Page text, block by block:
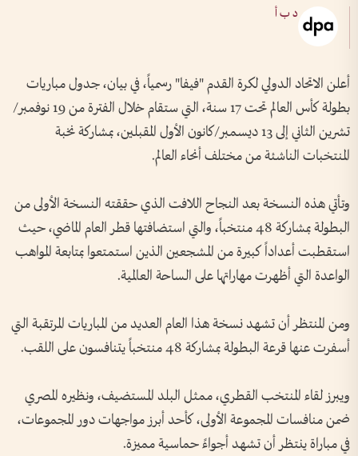
د ب أ
أعلن الاتحاد الدولي لكرة القدم "فيفا" رسمياً، في بيان، جدول مباريات
بطولة كأس العالم تحت 17 سنة، التي ستقام خلال الفترة من 19 نوفمبر/
تشرين الثاني إلى 13 ديسمبر/كانون الأول المقبلين، بمشاركة نخبة
المنتخبات الناشئة من مختلف أنحاء العالم.
وتأتي هذه النسخة بعد النجاح اللافت الذي حققته النسخة الأولى من
البطولة بمشاركة 48 منتخباً، والتي استضافتها قطر العام الماضي، حيث
استقطبت أعداداً كبيرة من المشجعين الذين استمتعوا بمتابعة المواهب
الواعدة التي أظهرت مهاراتها على الساحة العالمية.
ومن المنتظر أن تشهد نسخة هذا العام العديد من المباريات المرتقبة التي
أسفرت عنها قرعة البطولة بمشاركة 48 منتخباً يتنافسون على اللقب.
ويبرز لقاء المنتخب القطري، ممثل البلد المستضيف، ونظيره المصري
ضمن منافسات المجموعة الأولى، كأحد أبرز مواجهات دور المجموعات،
في مباراة ينتظر أن تشهد أجواءً حماسية مميزة.